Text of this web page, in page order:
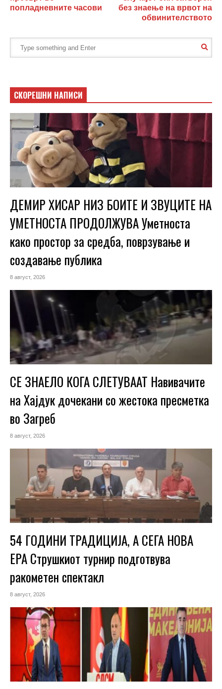
попладневните часови
без знаење на врвот на
обвинителството
СКОРЕШНИ НАПИСИ
ДЕМИР ХИСАР НИЗ БОИТЕ И ЗВУЦИТЕ НА
УМЕТНОСТА ПРОДОЛЖУВА Уметноста
како простор за средба, поврзување и
создавање публика
8 август, 2026
СЕ ЗНАЕЛО КОГА СЛЕТУВААТ Навивачите
на Хајдук дочекани со жестока пресметка
во Загреб
8 август, 2026
54 ГОДИНИ ТРАДИЦИЈА, А СЕГА НОВА
ЕРА Струшкиот турнир подготвува
ракометен спектакл
8 август, 2026